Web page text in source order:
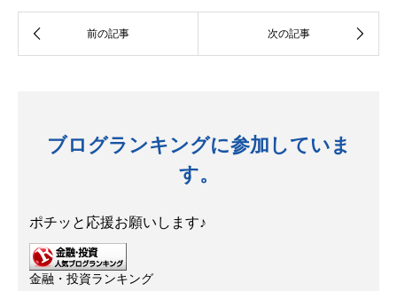
ブログランキングに参加していま
す。
ポチッと応援お願いします♪
金融・投資ランキング